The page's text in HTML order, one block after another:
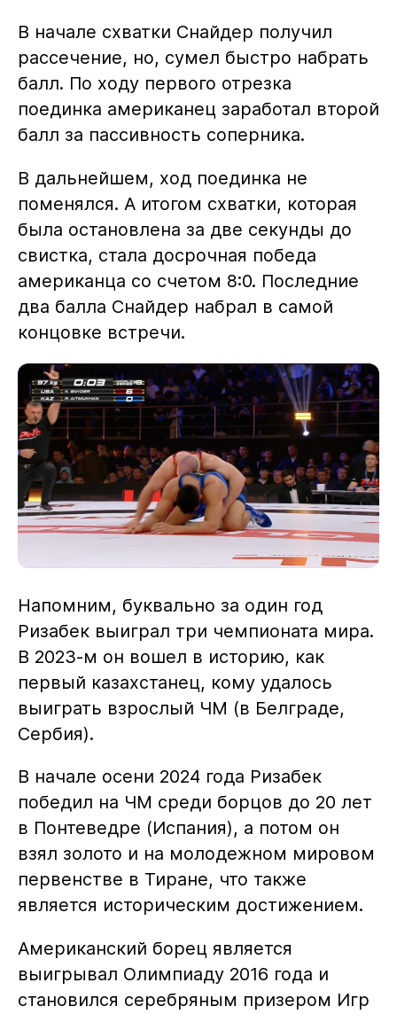
В начале схватки Снайдер получил
рассечение, но, сумел быстро набрать
балл. По ходу первого отрезка
поединка американец заработал второй
балл за пассивность соперника.
В дальнейшем, ход поединка не
поменялся. А итогом схватки, которая
была остановлена за две секунды до
свистка, стала досрочная победа
американца со счетом 8:0. Последние
два балла Снайдер набрал в самой
концовке встречи.
Напомним, буквально за один год
Ризабек выиграл три чемпионата мира.
В 2023-м он вошел в историю, как
первый казахстанец, кому удалось
выиграть взрослый ЧМ (в Белграде,
Сербия).
В начале осени 2024 года Ризабек
победил на ЧМ среди борцов до 20 лет
в Понтеведре (Испания), а потом он
взял золото и на молодежном мировом
первенстве в Тиране, что также
является историческим достижением.
Американский борец является
выигрывал Олимпиаду 2016 года и
становился серебряным призером Игр